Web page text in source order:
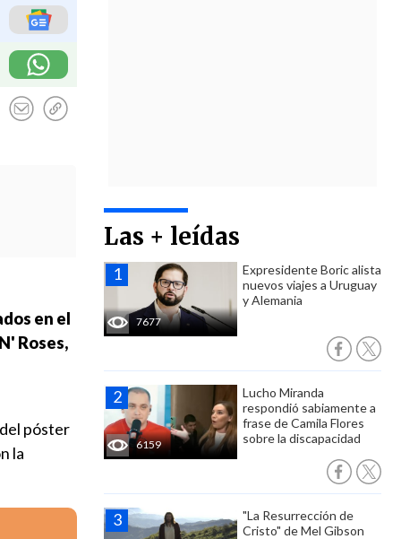
Las + leídas
7677
Expresidente Boric alista
nuevos viajes a Uruguay
y Alemania
6159
Lucho Miranda
respondió sabiamente a
frase de Camila Flores
sobre la discapacidad
"La Resurrección de
Cristo" de Mel Gibson
en el
Roses,
póster
la